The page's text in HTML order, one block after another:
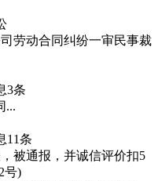
劳动合同纠纷一审民事裁
3条
...
11条
被通报，并诚信评价扣5
号)